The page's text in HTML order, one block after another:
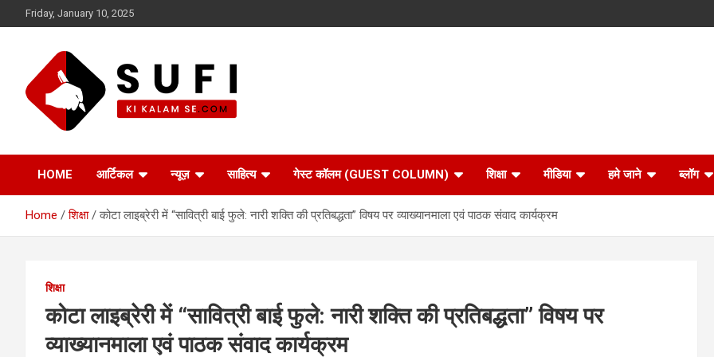
to
Friday, January 10, 2025
सूफी की कलम से
HOME आर्टिकल न्यूज़ साहित्य गेस्ट कॉलम (GUEST COLUMN) शिक्षा मीडिया हमे जाने ब्लॉग
Home शिक्षा कोटा लाइब्रेरी में “सावित्री बाई फुले: नारी शक्ति की प्रतिबद्धता” विषय पर व्याख्यानमाला एवं पाठक संवाद कार्यक्रम
शिक्षा
कोटा लाइब्रेरी में “सावित्री बाई फुले: नारी शक्ति की प्रतिबद्धता” विषय पर
व्याख्यानमाला एवं पाठक संवाद कार्यक्रम